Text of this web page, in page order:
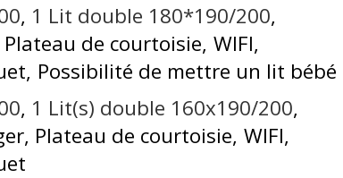
1 Lit double 180*190/200
Plateau de courtoisie WIFI
Possibilité de mettre un lit bébé
1 Lit(s) double 160x190/200
Plateau de courtoisie WIFI